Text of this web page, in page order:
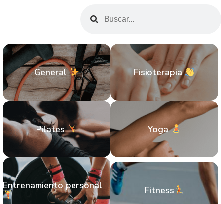
General Fisioterapia
Pilates Yoga
Entrenamiento personal Fitness